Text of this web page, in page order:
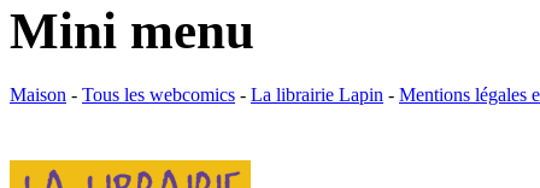
Mini menu
Maison - Tous les webcomics - La librairie Lapin - Mentions légales